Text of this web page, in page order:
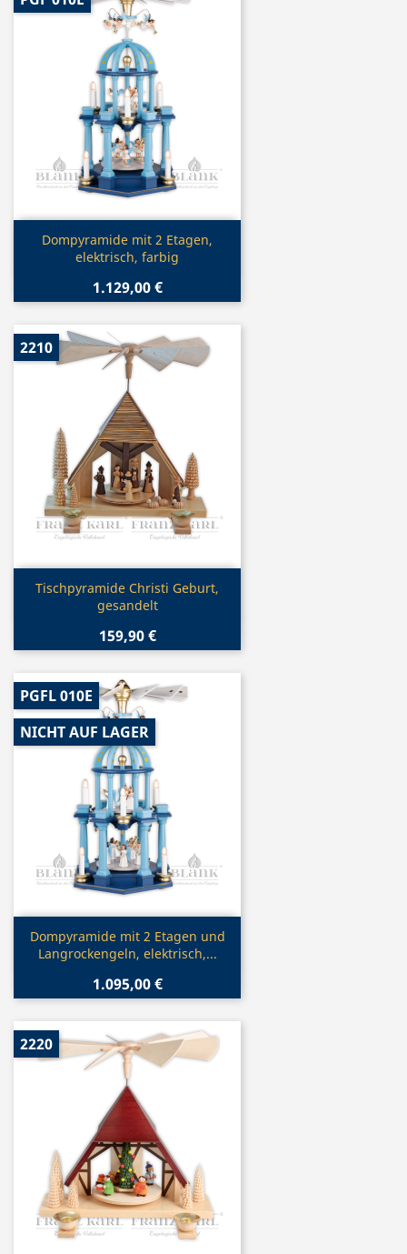
Vorschau
Dompyramide mit 2 Etagen,
elektrisch, farbig
1.129,00 €
Vorschau
Tischpyramide Christi Geburt,
gesandelt
159,90 €
2210
Vorschau
Dompyramide mit 2 Etagen und
Langrockengeln, elektrisch,...
1.095,00 €
PGFL 010E
NICHT AUF LAGER
2220